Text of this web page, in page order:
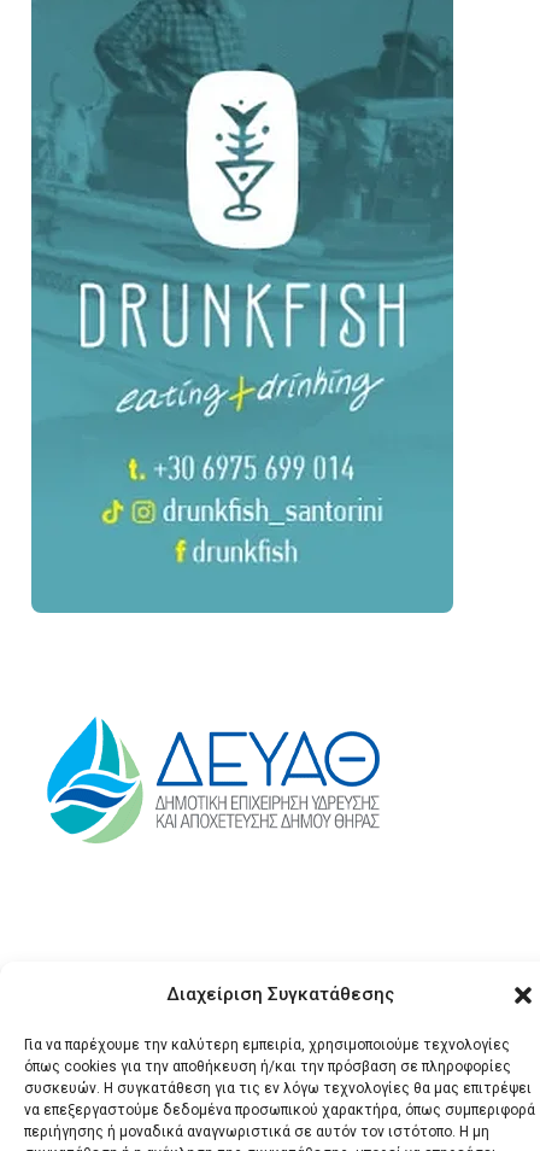
Διαχείριση Συγκατάθεσης
Για να παρέχουμε την καλύτερη εμπειρία, χρησιμοποιούμε τεχνολογίες
όπως cookies για την αποθήκευση ή/και την πρόσβαση σε πληροφορίες
συσκευών. Η συγκατάθεση για τις εν λόγω τεχνολογίες θα μας επιτρέψει
να επεξεργαστούμε δεδομένα προσωπικού χαρακτήρα, όπως συμπεριφορά
περιήγησης ή μοναδικά αναγνωριστικά σε αυτόν τον ιστότοπο. Η μη
© 2026 Santonews - Όλα
τα δικαιώματα
κατοχυρωμένα.